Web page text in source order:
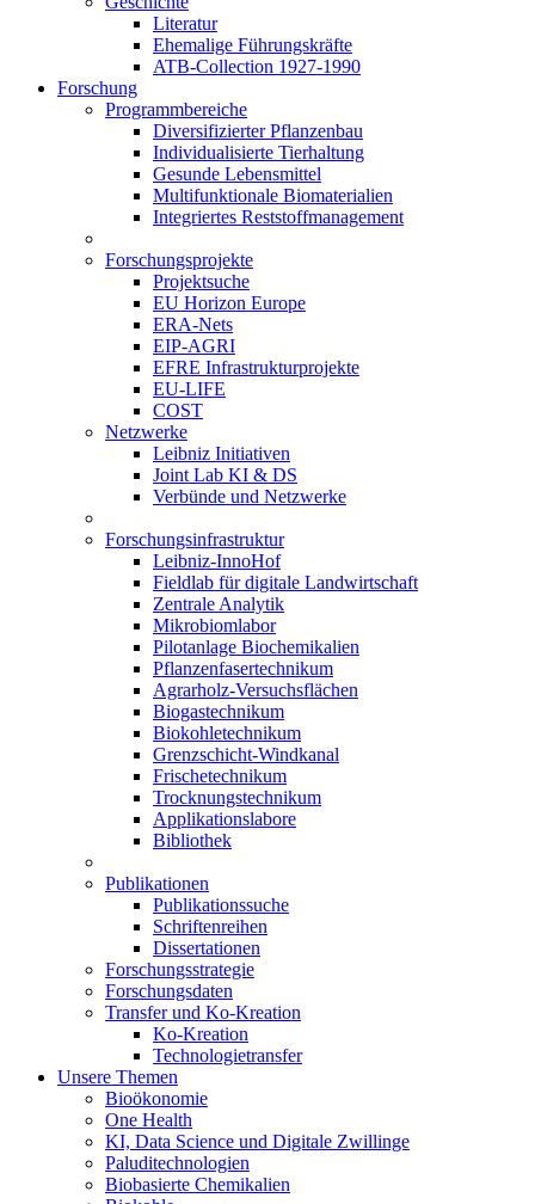
Literatur
Ehemalige Führungskräfte
ATB-Collection 1927-1990
Forschung
Programmbereiche
Diversifizierter Pflanzenbau
Individualisierte Tierhaltung
Gesunde Lebensmittel
Multifunktionale Biomaterialien
Integriertes Reststoffmanagement
Forschungsprojekte
Projektsuche
EU Horizon Europe
ERA-Nets
EIP-AGRI
EFRE Infrastrukturprojekte
EU-LIFE
COST
Netzwerke
Leibniz Initiativen
Joint Lab KI & DS
Verbünde und Netzwerke
Forschungsinfrastruktur
Leibniz-InnoHof
Fieldlab für digitale Landwirtschaft
Zentrale Analytik
Mikrobiomlabor
Pilotanlage Biochemikalien
Pflanzenfasertechnikum
Agrarholz-Versuchsflächen
Biogastechnikum
Biokohletechnikum
Grenzschicht-Windkanal
Frischetechnikum
Trocknungstechnikum
Applikationslabore
Bibliothek
Publikationen
Publikationssuche
Schriftenreihen
Dissertationen
Forschungsstrategie
Forschungsdaten
Transfer und Ko-Kreation
Ko-Kreation
Technologietransfer
Unsere Themen
Bioökonomie
One Health
KI, Data Science und Digitale Zwillinge
Paluditechnologien
Biobasierte Chemikalien